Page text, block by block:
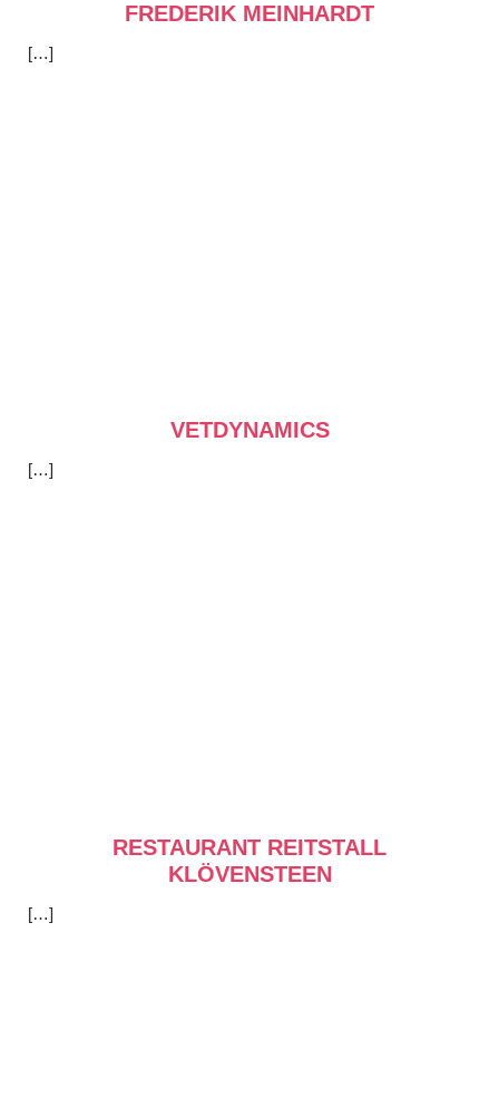
FREDERIK MEINHARDT
[…]
VETDYNAMICS
[…]
RESTAURANT REITSTALL
KLÖVENSTEEN
[…]